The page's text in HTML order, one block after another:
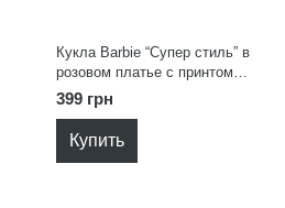
Кукла Barbie “Супер стиль” в
розовом платье с принтом
(блондинка) Barbie JLG03
399 грн
Купить